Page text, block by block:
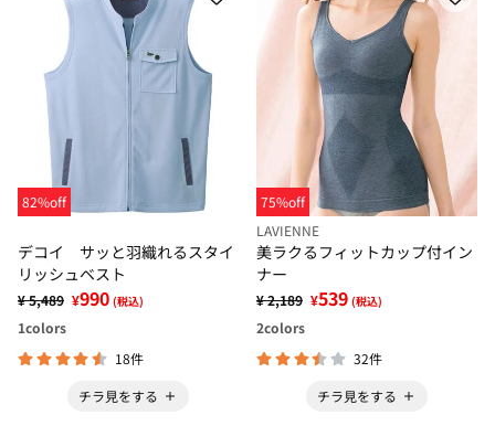
82%off
デコイ サッと羽織れるスタイ
リッシュベスト
¥ 5,489 ¥990 (税込)
1colors
18件
チラ見をする
75%off
LAVIENNE
美ラクるフィットカップ付イン
ナー
¥ 2,189 ¥539 (税込)
2colors
32件
チラ見をする